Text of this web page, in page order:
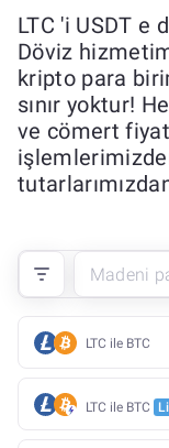
LTC 'i USDT e
Döviz
kripto para
sınır yoktur!
ve cömert
LTC ile BTC
LTC ile BTC